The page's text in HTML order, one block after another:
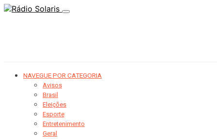
NAVEGUE POR CATEGORIA
Avisos
Brasil
Eleições
Esporte
Entretenimento
Geral